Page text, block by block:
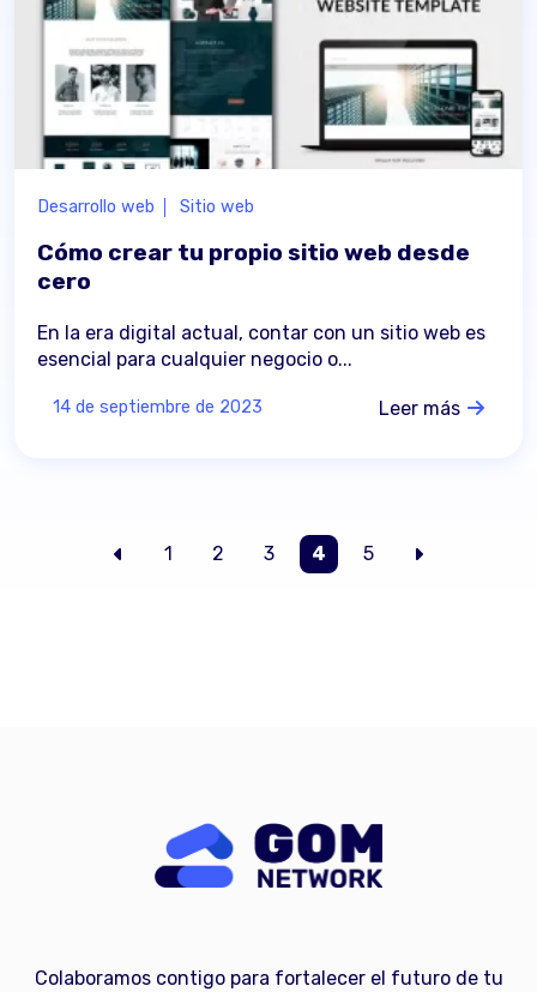
Desarrollo web Sitio web
Cómo crear tu propio sitio web desde
cero
En la era digital actual, contar con un sitio web es
esencial para cualquier negocio o...
14 de septiembre de 2023 Leer más
1 2 3 4 5
Colaboramos contigo para fortalecer el futuro de tu